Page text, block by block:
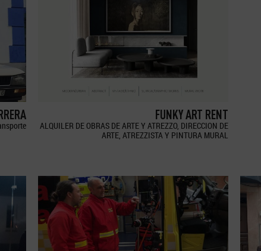
FUNKY ART RENT
ALQUILER DE OBRAS DE ARTE Y ATREZZO, DIRECCION DE
ARTE, ATREZZISTA Y PINTURA MURAL